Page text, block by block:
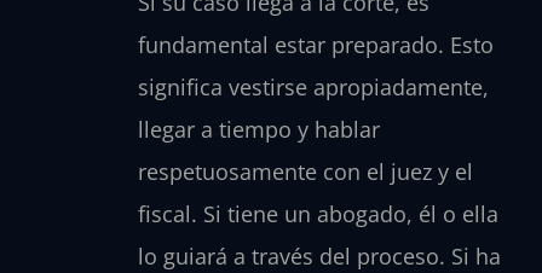
fundamental estar preparado. Esto
significa vestirse apropiadamente,
llegar a tiempo y hablar
respetuosamente con el juez y el
fiscal. Si tiene un abogado, él o ella
lo guiará a través del proceso. Si ha